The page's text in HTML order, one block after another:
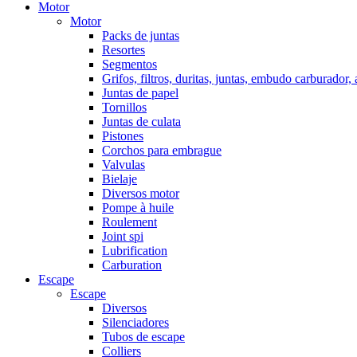
Motor
Motor
Packs de juntas
Resortes
Segmentos
Grifos, filtros, duritas, juntas, embudo carburador,
Juntas de papel
Tornillos
Juntas de culata
Pistones
Corchos para embrague
Valvulas
Bielaje
Diversos motor
Pompe à huile
Roulement
Joint spi
Lubrification
Carburation
Escape
Escape
Diversos
Silenciadores
Tubos de escape
Colliers